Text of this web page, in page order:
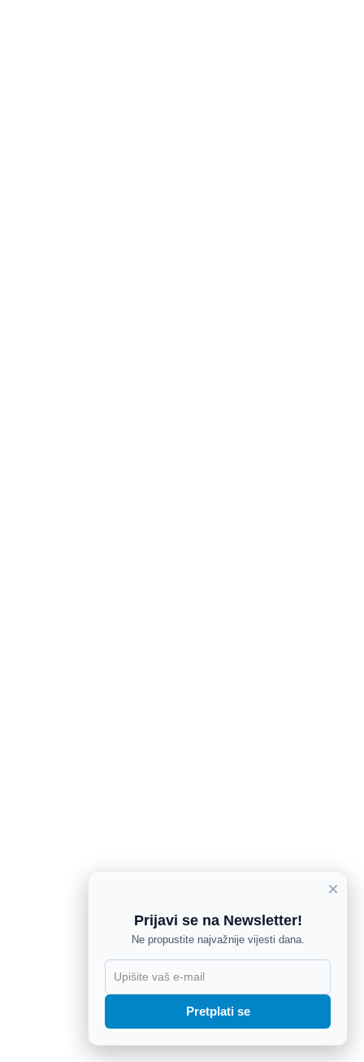
×
Prijavi se na Newsletter!
Ne propustite najvažnije vijesti dana.
Pretplati se